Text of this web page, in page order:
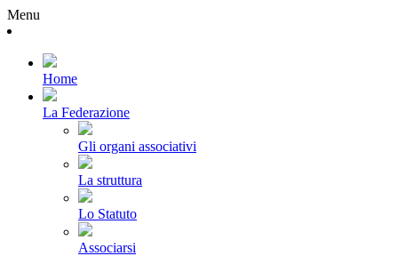
Menu
Home
La Federazione
Gli organi associativi
La struttura
Lo Statuto
Associarsi